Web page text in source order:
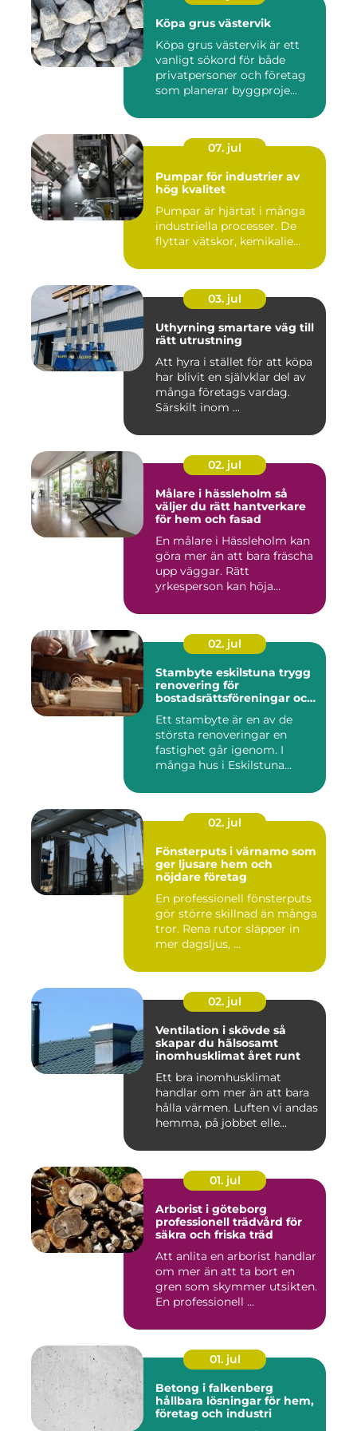
Köpa grus västervik
Köpa grus västervik är ett
vanligt sökord för både
privatpersoner och företag
som planerar byggproje...
07. jul
Pumpar för industrier av
hög kvalitet
Pumpar är hjärtat i många
industriella processer. De
flyttar vätskor, kemikalie...
03. jul
Uthyrning smartare väg till
rätt utrustning
Att hyra i stället för att köpa
har blivit en självklar del av
många företags vardag.
Särskilt inom ...
02. jul
Målare i hässleholm så
väljer du rätt hantverkare
för hem och fasad
En målare i Hässleholm kan
göra mer än att bara fräscha
upp väggar. Rätt
yrkesperson kan höja
02. jul
Stambyte eskilstuna trygg
renovering för
bostadsrättsföreningar och
Ett stambyte är en av de
största renoveringar en
fastighet går igenom. I
många hus i Eskilstuna
02. jul
Fönsterputs i värnamo som
ger ljusare hem och
nöjdare företag
En professionell fönsterputs
gör större skillnad än många
tror. Rena rutor släpper in
mer dagsljus, ...
02. jul
Ventilation i skövde så
skapar du hälsosamt
inomhusklimat året runt
Ett bra inomhusklimat
handlar om mer än att bara
hålla värmen. Luften vi andas
hemma, på jobbet elle...
01. jul
Arborist i göteborg
professionell trädvård för
säkra och friska träd
Att anlita en arborist handlar
om mer än att ta bort en
gren som skymmer utsikten.
En professionell ...
01. jul
Betong i falkenberg
hållbara lösningar för hem,
företag och industri